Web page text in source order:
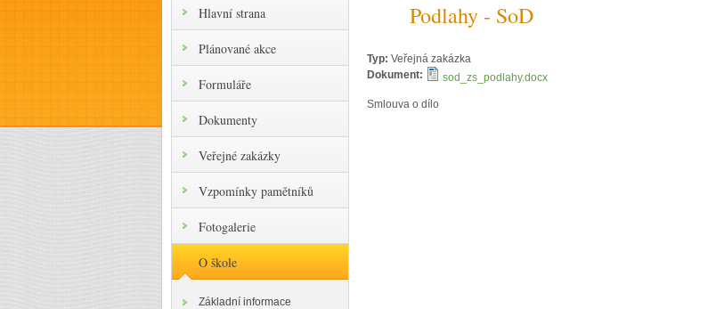
Podlahy - SoD
Typ: Veřejná zakázka
Dokument:
sod_zs_podlahy.docx
Smlouva o dílo
Hlavní strana
Plánované akce
Formuláře
Dokumenty
Veřejné zakázky
Vzpomínky pamětníků
Fotogalerie
O škole
Základní informace